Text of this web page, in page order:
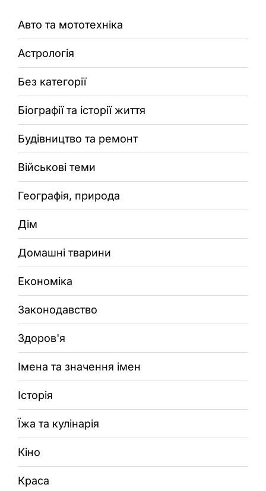
Авто та мототехніка
Астрологія
Без категорії
Біографії та історії життя
Будівництво та ремонт
Військові теми
Географія, природа
Дім
Домашні тварини
Економіка
Законодавство
Здоров'я
Імена та значення імен
Історія
Їжа та кулінарія
Кіно
Краса